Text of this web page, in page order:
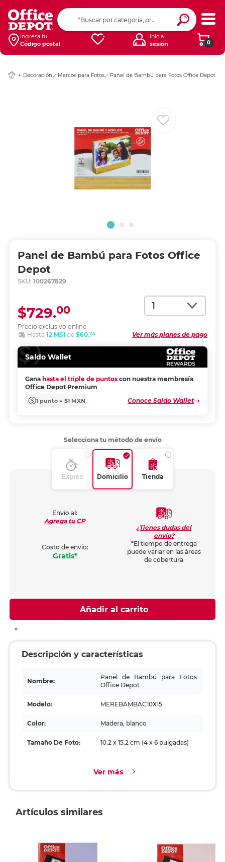
Ingresa tu
Código postal
0
Inicia
sesión
Decoración Marcos para Fotos Panel de Bambú para Fotos Office Depot
Panel de Bambú para Fotos Office
Depot
SKU: 100267829
Cantidad
Precio exclusivo online
$729.00
Ver más planes de pago
Hasta 12 MSI de $60.75
Saldo Wallet
Gana hasta el triple de puntos con nuestra membresía
Office Depot Premium
1 punto = $1 MXN Conoce Saldo Wallet
Ingresar Codigo
Selecciona tu método de envío
Exprés Domicilio Tienda
Envío al:
Agrega tu CP
Costo de envío:
Gratis*
¿Tienes dudas del
envío?
*El tiempo de entrega
puede variar en las áreas
de cobertura
Añadir al carrito
Descripción y características
Nombre:
Panel de Bambú para Fotos
Office Depot
Modelo: MEREBAMBAC10X15
Color: Madera, blanco
Tamaño De Foto: 10.2 x 15.2 cm (4 x 6 pulgadas)
Ver más
Artículos similares